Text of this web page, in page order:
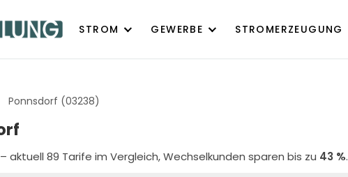
STROM GEWERBE STROMERZEUGUNG
Ponnsdorf (03238)
– aktuell 89 Tarife im Vergleich, Wechselkunden sparen bis zu 43 %.